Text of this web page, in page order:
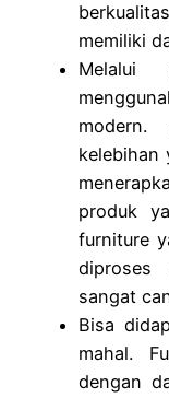
memiliki
Melalui
kelebihan
produk
furniture
diproses
sangat
Bisa
mahal.
dengan